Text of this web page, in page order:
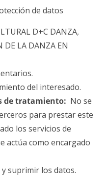
de datos
D+C DANZA,
DE LA DANZA EN
del interesado.
de tratamiento: No se
para prestar este
los servicios de
actúa como encargado
suprimir los datos.